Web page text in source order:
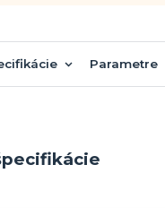
Parametre